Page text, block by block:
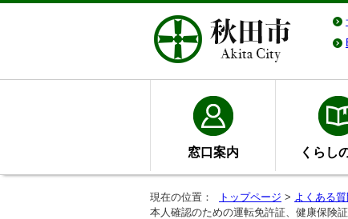
窓口案内 くらし
現在の位置： トップページ > よくある質
本人確認のための運転免許証、健康保険